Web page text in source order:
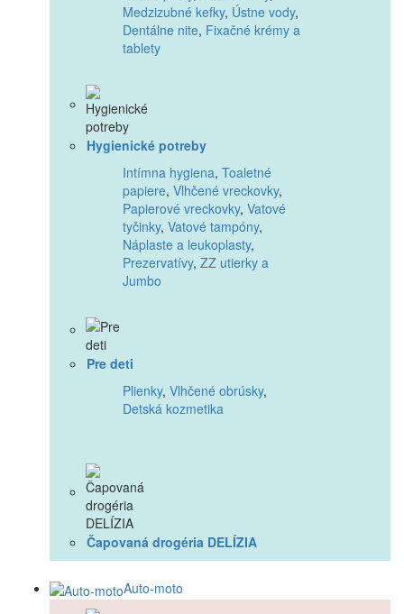
Medzizubné kefky, Ústne vody,
Dentálne nite, Fixačné krémy a
tablety
Hygienické potreby
Intímna hygiena, Toaletné
papiere, Vlhčené vreckovky,
Papierové vreckovky, Vatové
tyčinky, Vatové tampóny,
Náplaste a leukoplasty,
Prezervatívy, ZZ utierky a
Jumbo
Pre deti
Plienky, Vlhčené obrúsky,
Detská kozmetika
Čapovaná drogéria DELÍZIA
Auto-moto